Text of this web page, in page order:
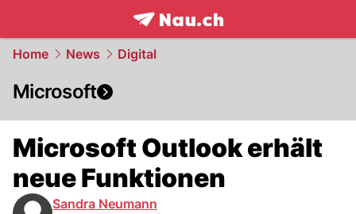
frontpage.NAU.ch
Home News Digital
Microsoft
Microsoft Outlook erhält
neue Funktionen
Sandra Neumann